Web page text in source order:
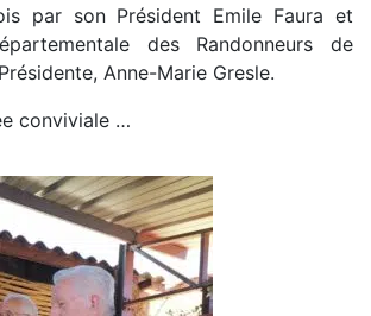
par son Président Emile Faura et
des Randonneurs de
Anne-Marie Gresle.
conviviale …